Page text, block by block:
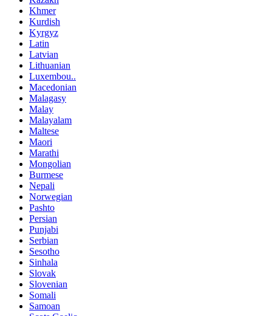
Khmer
Kurdish
Kyrgyz
Latin
Latvian
Lithuanian
Luxembou..
Macedonian
Malagasy
Malay
Malayalam
Maltese
Maori
Marathi
Mongolian
Burmese
Nepali
Norwegian
Pashto
Persian
Punjabi
Serbian
Sesotho
Sinhala
Slovak
Slovenian
Somali
Samoan